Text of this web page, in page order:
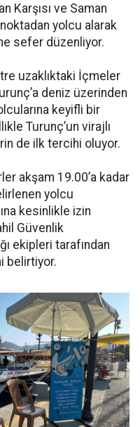
Karşısı ve Saman
yolcu alarak
sefer düzenliyor.
uzaklıktaki İçmeler
deniz üzerinden
keyifli bir
Turunç’un virajlı
de ilk tercihi oluyor.
akşam 19.00’a kadar
yolcu
kesinlikle izin
Güvenlik
ekipleri tarafından
belirtiyor.